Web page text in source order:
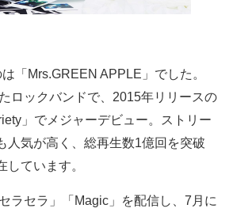
「Mrs.GREEN APPLE」でした。
ロックバンドで、2015年リリースの
」でメジャーデビュー。ストリー
人気が高く、総再生数1億回を突破
しています。
ラセラ」「Magic」を配信し、7月に